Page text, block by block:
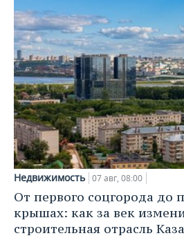
Недвижимость 07 авг, 08:00
От первого соцгорода до
крышах: как за век
строительная отрасль